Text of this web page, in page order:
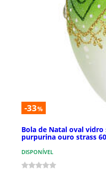
-33%
Bola de Natal oval
purpurina ouro strass
DISPONÍVEL